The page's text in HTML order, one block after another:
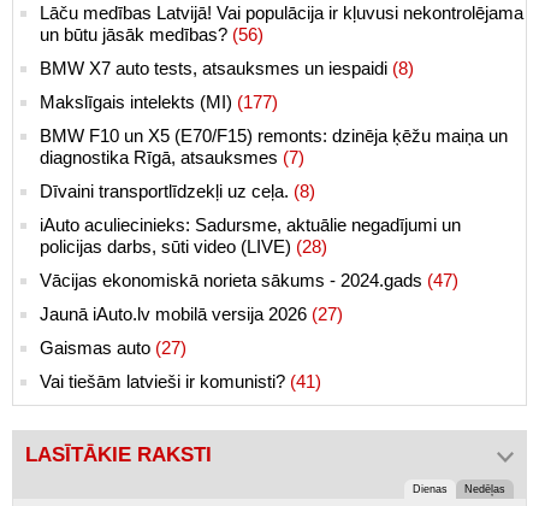
Lāču medības Latvijā! Vai populācija ir kļuvusi nekontrolējama
un būtu jāsāk medības? (56)
BMW X7 auto tests, atsauksmes un iespaidi (8)
Makslīgais intelekts (MI) (177)
BMW F10 un X5 (E70/F15) remonts: dzinēja ķēžu maiņa un
diagnostika Rīgā, atsauksmes (7)
Dīvaini transportlīdzekļi uz ceļa. (8)
iAuto aculiecinieks: Sadursme, aktuālie negadījumi un
policijas darbs, sūti video (LIVE) (28)
Vācijas ekonomiskā norieta sākums - 2024.gads (47)
Jaunā iAuto.lv mobilā versija 2026 (27)
Gaismas auto (27)
Vai tiešām latvieši ir komunisti? (41)
LASĪTĀKIE RAKSTI
Dienas Nedēļas